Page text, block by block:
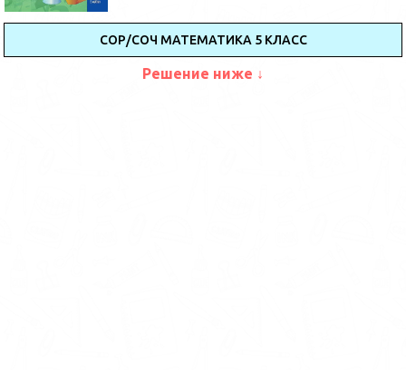
СОР/СОЧ МАТЕМАТИКА 5 КЛАСС
Решение ниже ↓